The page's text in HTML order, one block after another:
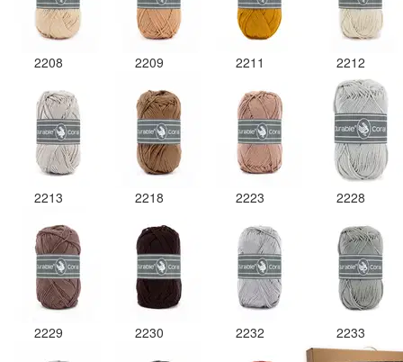
2208 2209 2211 2212
2213 2218 2223 2228
2229 2230 2232 2233